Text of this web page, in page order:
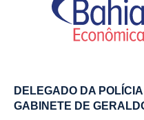
DELEGADO DA
GABINETE DE